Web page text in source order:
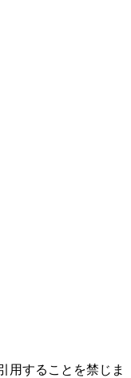
用することを禁じま